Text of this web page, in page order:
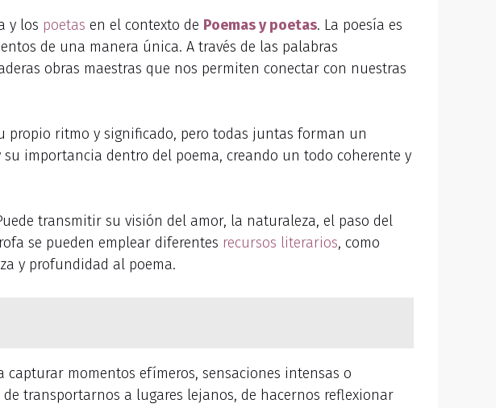
y los poetas en el contexto de Poemas y poetas. La poesía es
de una manera única. A través de las palabras
obras maestras que nos permiten conectar con nuestras
propio ritmo y significado, pero todas juntas forman un
importancia dentro del poema, creando un todo coherente y
transmitir su visión del amor, la naturaleza, el paso del
se pueden emplear diferentes recursos literarios, como
y profundidad al poema.
momentos efímeros, sensaciones intensas o
transportarnos a lugares lejanos, de hacernos reflexionar